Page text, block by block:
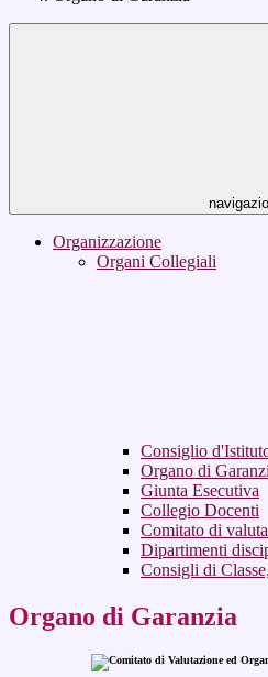
Organizzazione
Organi Collegiali
Consiglio
Organo di
Giunta Esecutiva
Collegio Docenti
Comitato di
Dipartimenti
Consigli di
Organo di Garanzia